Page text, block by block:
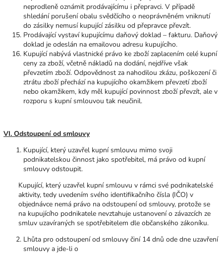
neprodleně oznámit prodávajícímu i přepravci. V případě
shledání porušení obalu svědčícího o neoprávněném vniknutí
do zásilky nemusí kupující zásilku od přepravce převzít.
Prodávající vystaví kupujícímu daňový doklad – fakturu. Daňový
doklad je odeslán na emailovou adresu kupujícího.
Kupující nabývá vlastnické právo ke zboží zaplacením celé kupní
ceny za zboží, včetně nákladů na dodání, nejdříve však
převzetím zboží. Odpovědnost za nahodilou zkázu, poškození či
ztrátu zboží přechází na kupujícího okamžikem převzetí zboží
nebo okamžikem, kdy měl kupující povinnost zboží převzít, ale v
rozporu s kupní smlouvou tak neučinil.
VI. Odstoupení od smlouvy
Kupující, který uzavřel kupní smlouvu mimo svoji
podnikatelskou činnost jako spotřebitel, má právo od kupní
smlouvy odstoupit.
Kupující, který uzavřel kupní smlouvu v rámci své podnikatelské
aktivity, tedy uvedením svého identifikačního čísla (IČO) v
objednávce nemá právo na odstoupení od smlouvy, protože se
na kupujícího podnikatele nevztahuje ustanovení o závazcích ze
smluv uzavíraných se spotřebitelem dle občanského zákoníku.
Lhůta pro odstoupení od smlouvy činí 14 dnů ode dne uzavření
smlouvy a jde-li o